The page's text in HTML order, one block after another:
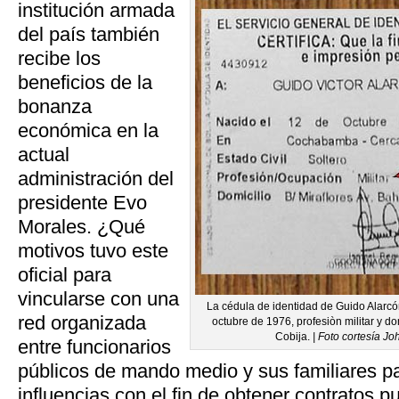
La cédula de identidad de Guido
octubre de 1976, profesiòn militar y
Cobija. | Foto cortesía
institución armada
del país también
recibe los
beneficios de la
bonanza
económica en la
actual
administración del
presidente Evo
Morales. ¿Qué
motivos tuvo este
oficial para
vincularse con una
red organizada
entre funcionarios
públicos de mando medio y sus familiares